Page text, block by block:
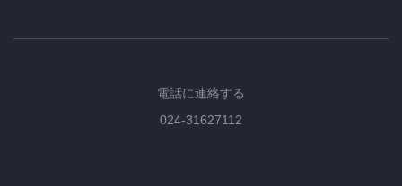
電話に連絡する
024-31627112